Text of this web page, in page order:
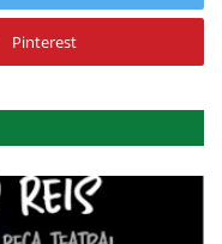
Pinterest